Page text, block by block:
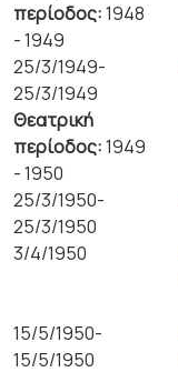
περίοδος:1948
- 1949
25/3/1949-
25/3/1949
Θεατρική
περίοδος:1949
- 1950
25/3/1950-
25/3/1950
3/4/1950
15/5/1950-
15/5/1950